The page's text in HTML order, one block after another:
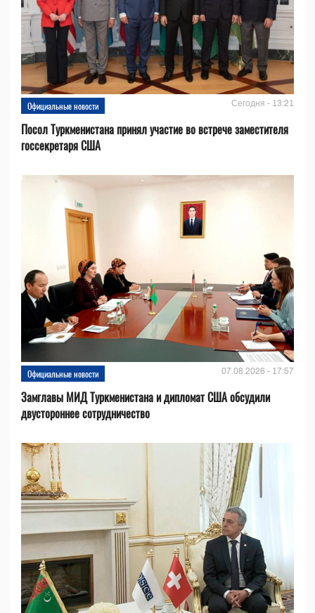
Официальные новости Сегодня - 13:21
Посол Туркменистана принял участие во встрече заместителя
госсекретаря США
Официальные новости 07.08.2026 - 17:57
Замглавы МИД Туркменистана и дипломат США обсудили
двустороннее сотрудничество